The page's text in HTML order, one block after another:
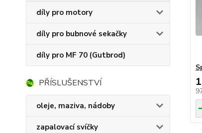
díly pro motory
díly pro bubnové sekačky
díly pro MF 70 (Gutbrod)
PŘÍSLUŠENSTVÍ
oleje, maziva, nádoby
zapalovací svíčky